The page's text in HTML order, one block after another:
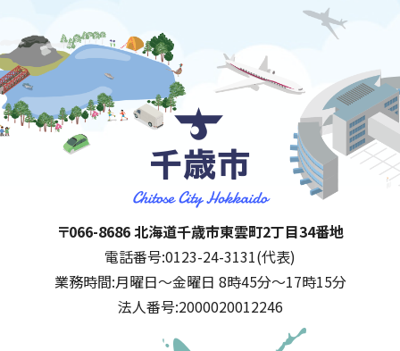
千歳市
住所:
〒066-8686 北海道千歳市東雲町2丁目34番地
電話番号:0123-24-3131(代表)
業務時間:月曜日～金曜日 8時45分～17時15分
法人番号:2000020012246